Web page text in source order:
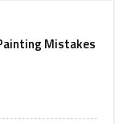
Mistakes